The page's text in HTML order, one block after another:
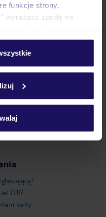
funkcje strony.
wyrażasz zgodę na
w zakładkę
cookie znajdziesz
TUI?
karty